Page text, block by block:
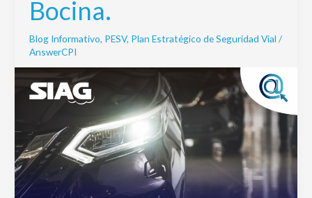
Bocina.
Blog Informativo, PESV, Plan Estratégico de Seguridad Vial /
AnswerCPI
el
de
Luces,
Bocina.